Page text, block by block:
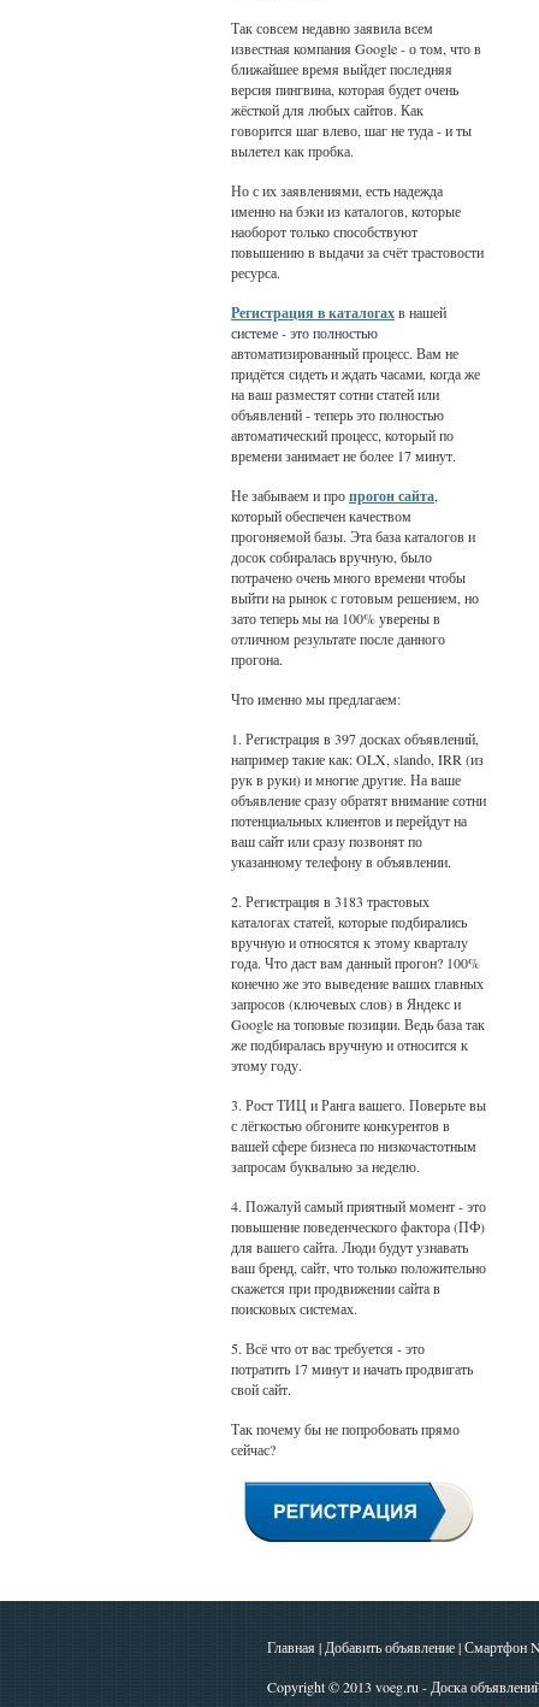
Так совсем недавно заявила всем
известная компания Google - о том, что в
ближайшее время выйдет последняя
версия пингвина, которая будет очень
жёсткой для любых сайтов. Как
говорится шаг влево, шаг не туда - и ты
вылетел как пробка.
Но с их заявлениями, есть надежда
именно на бэки из каталогов, которые
наоборот только способствуют
повышению в выдачи за счёт трастовости
ресурса.
Регистрация в каталогахв нашей
системе - это полностью
автоматизированный процесс. Вам не
придётся сидеть и ждать часами, когда же
на ваш разместят сотни статей или
объявлений - теперь это полностью
автоматический процесс, который по
времени занимает не более 17 минут.
Не забываем и пропрогон сайта,
который обеспечен качеством
прогоняемой базы. Эта база каталогов и
досок собиралась вручную, было
потрачено очень много времени чтобы
выйти на рынок с готовым решением, но
зато теперь мы на 100% уверены в
отличном результате после данного
прогона.
Что именно мы предлагаем:
1. Регистрация в 397 досках объявлений,
например такие как: OLX, slando, IRR (из
рук в руки) и многие другие. На ваше
объявление сразу обратят внимание сотни
потенциальных клиентов и перейдут на
ваш сайт или сразу позвонят по
указанному телефону в объявлении.
2. Регистрация в 3183 трастовых
каталогах статей, которые подбирались
вручную и относятся к этому кварталу
года. Что даст вам данный прогон? 100%
конечно же это выведение ваших главных
запросов (ключевых слов) в Яндекс и
Google на топовые позиции. Ведь база так
же подбиралась вручную и относится к
этому году.
3. Рост ТИЦ и Ранга вашего. Поверьте вы
с лёгкостью обгоните конкурентов в
вашей сфере бизнеса по низкочастотным
запросам буквально за неделю.
4. Пожалуй самый приятный момент - это
повышение поведенческого фактора (ПФ)
для вашего сайта. Люди будут узнавать
ваш бренд, сайт, что только положительно
скажется при продвижении сайта в
поисковых системах.
5. Всё что от вас требуется - это
потратить 17 минут и начать продвигать
свой сайт.
Так почему бы не попробовать прямо
сейчас?
Главная|Добавить объявление|Смартфон
Copyright © 2013 voeg.ru - Доска